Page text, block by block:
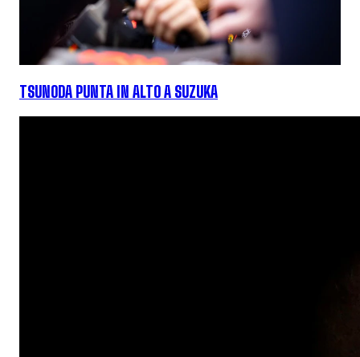
TSUNODA PUNTA IN ALTO A SUZUKA